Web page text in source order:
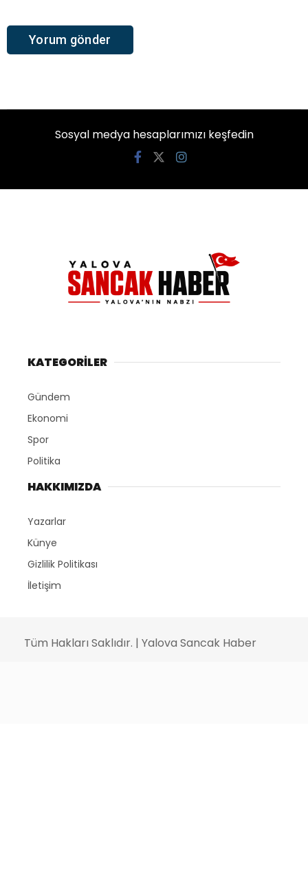
Sosyal medya hesaplarımızı keşfedin
KATEGORİLER
Gündem
Ekonomi
Spor
Politika
HAKKIMIZDA
Yazarlar
Künye
Gizlilik Politikası
İletişim
Tüm Hakları Saklıdır. | Yalova Sancak Haber